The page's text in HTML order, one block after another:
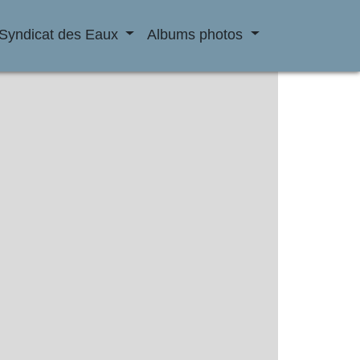
Syndicat des Eaux Albums photos